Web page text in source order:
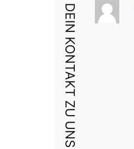
DEIN KONTAKT ZU UNS